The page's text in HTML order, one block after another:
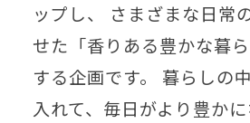
ップし、 さまざまな日常
せた「香りある豊かな暮
する企画です。 暮らしの
入れて、毎日がより豊か